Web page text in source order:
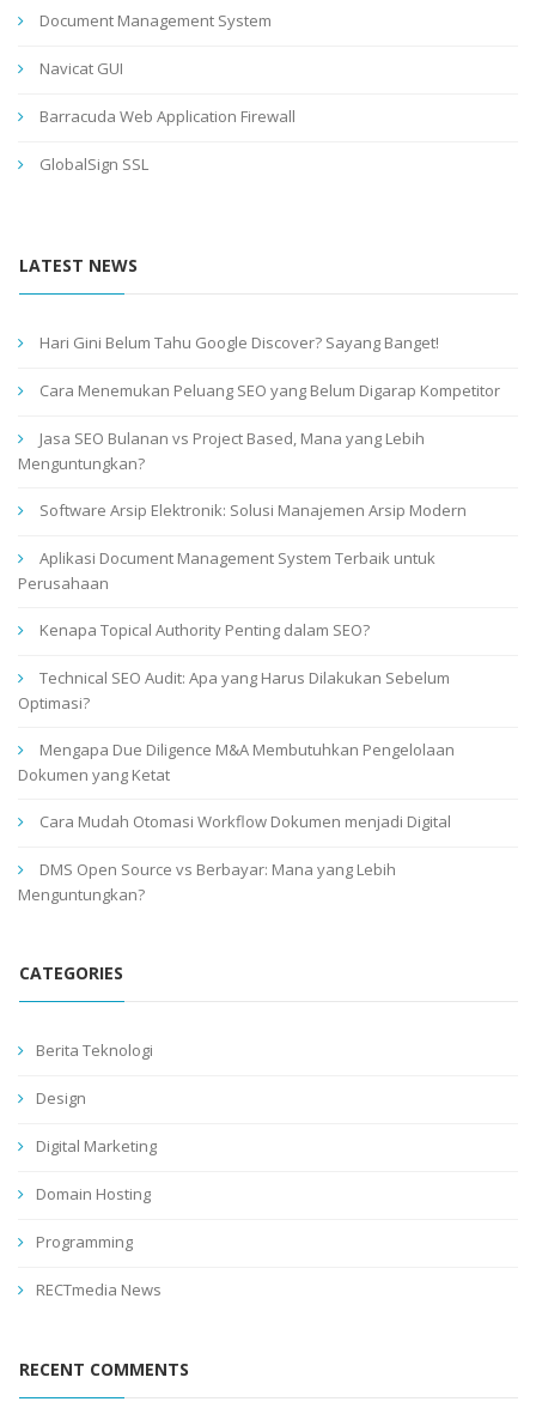
Document Management System
Navicat GUI
Barracuda Web Application Firewall
GlobalSign SSL
LATEST NEWS
Hari Gini Belum Tahu Google Discover? Sayang Banget!
Cara Menemukan Peluang SEO yang Belum Digarap Kompetitor
Jasa SEO Bulanan vs Project Based, Mana yang Lebih
Menguntungkan?
Software Arsip Elektronik: Solusi Manajemen Arsip Modern
Aplikasi Document Management System Terbaik untuk
Perusahaan
Kenapa Topical Authority Penting dalam SEO?
Technical SEO Audit: Apa yang Harus Dilakukan Sebelum
Optimasi?
Mengapa Due Diligence M&A Membutuhkan Pengelolaan
Dokumen yang Ketat
Cara Mudah Otomasi Workflow Dokumen menjadi Digital
DMS Open Source vs Berbayar: Mana yang Lebih
Menguntungkan?
CATEGORIES
Berita Teknologi
Design
Digital Marketing
Domain Hosting
Programming
RECTmedia News
RECENT COMMENTS